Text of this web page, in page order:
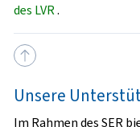
des LVR.
Unsere
Im Rahmen des SER